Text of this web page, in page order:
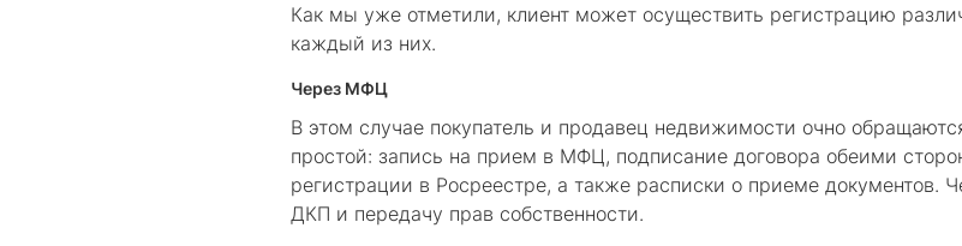
Как мы уже отметили, клиент может осуществить регистрацию
каждый из них.
Через МФЦ
В этом случае покупатель и продавец недвижимости очно
простой: запись на прием в МФЦ, подписание договора обеими
регистрации в Росреестре, а также расписки о приеме документов.
ДКП и передачу прав собственности.